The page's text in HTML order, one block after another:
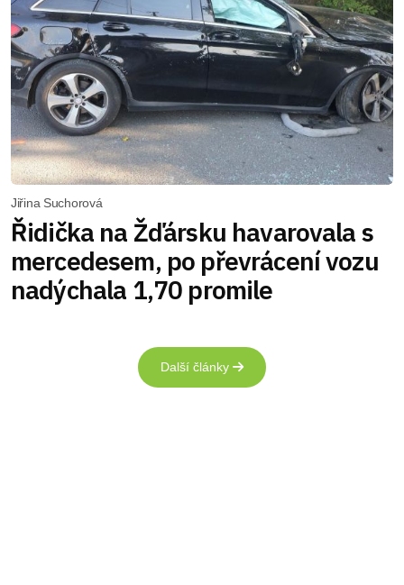
Jiřina Suchorová
Řidička na Žďársku havarovala s
mercedesem, po převrácení vozu
nadýchala 1,70 promile
Další články